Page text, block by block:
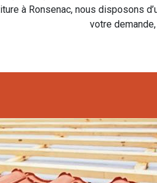
à Ronsenac, nous disposons
votre